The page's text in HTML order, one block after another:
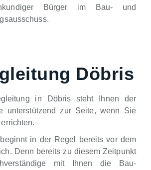
Bürger im Bau- und
Döbris
in Döbris steht Ihnen der
unterstützend zur Seite, wenn Sie
in der Regel bereits vor dem
Denn bereits zu diesem Zeitpunkt
mit Ihnen die Bau-